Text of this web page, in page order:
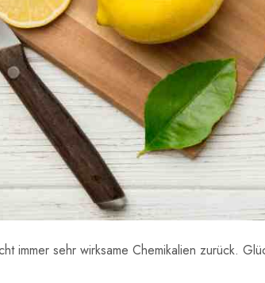
sehr wirksame Chemikalien zurück.